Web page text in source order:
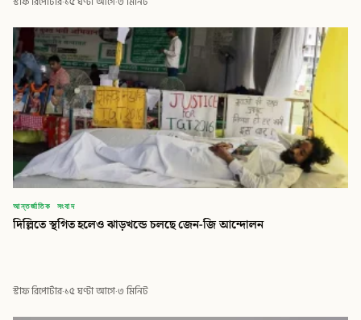
আন্তর্জাতিক সংবাদ
দিল্লিতে স্থগিত হলেও ঝাড়খন্ডে চলছে জেন-জি আন্দোলন
স্টাফ রিপোর্টার·১৫ ঘণ্টা আগে·৩ মিনিট